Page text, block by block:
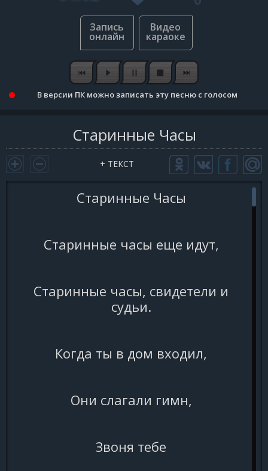
В версии ПК можно записать эту песню с голосом
Старинные Часы
+ ТЕКСТ
Старинные Часы
Старинные часы еще идут,
Старинные часы, свидетели и
судьи.
Когда ты в дом входил,
Они слагали гимн,
Звоня тебе